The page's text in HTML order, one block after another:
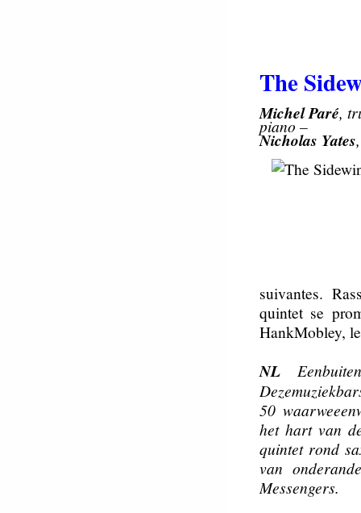
The
Michel Paré,
piano –
Nicholas Yates
suivantes.
quintet se
HankMobley,
NL
50
het hart van
quintet rond
van
Messengers.